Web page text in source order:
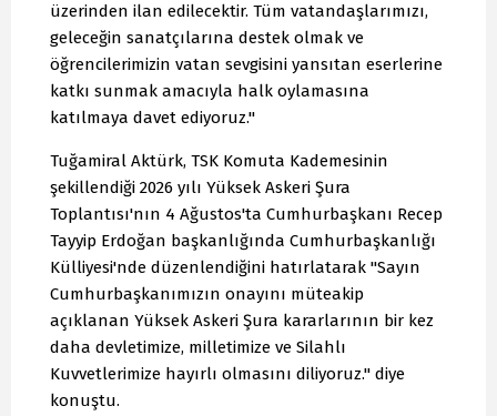
üzerinden ilan edilecektir. Tüm vatandaşlarımızı,
geleceğin sanatçılarına destek olmak ve
öğrencilerimizin vatan sevgisini yansıtan eserlerine
katkı sunmak amacıyla halk oylamasına
katılmaya davet ediyoruz."
Tuğamiral Aktürk, TSK Komuta Kademesinin
şekillendiği 2026 yılı Yüksek Askeri Şura
Toplantısı'nın 4 Ağustos'ta Cumhurbaşkanı Recep
Tayyip Erdoğan başkanlığında Cumhurbaşkanlığı
Külliyesi'nde düzenlendiğini hatırlatarak "Sayın
Cumhurbaşkanımızın onayını müteakip
açıklanan Yüksek Askeri Şura kararlarının bir kez
daha devletimize, milletimize ve Silahlı
Kuvvetlerimize hayırlı olmasını diliyoruz." diye
konuştu.